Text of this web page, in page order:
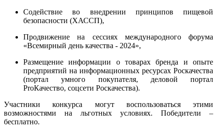
Содействие во внедрении принципов пищевой
безопасности (ХАССП),
Продвижение на сессиях международного форума
«Всемирный день качества - 2024»,
Размещение информации о товарах бренда и опыте
предприятий на информационных ресурсах Роскачества
(портал умного покупателя, деловой портал
ProКачество, соцсети Роскачества).
Участники конкурса могут воспользоваться этими
возможностями на льготных условиях. Победители –
бесплатно.